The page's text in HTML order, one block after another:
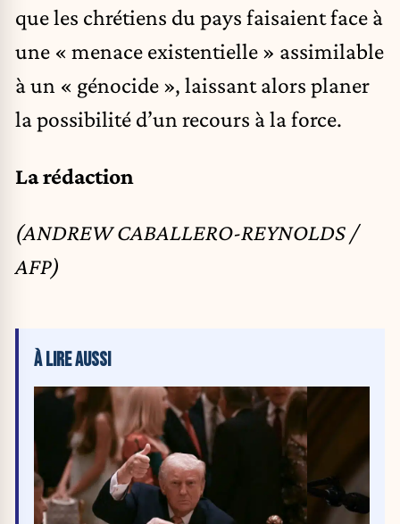
que les chrétiens du pays faisaient face à
une « menace existentielle » assimilable
à un « génocide », laissant alors planer
la possibilité d’un recours à la force.
La rédaction
(ANDREW CABALLERO-REYNOLDS /
AFP)
À LIRE AUSSI